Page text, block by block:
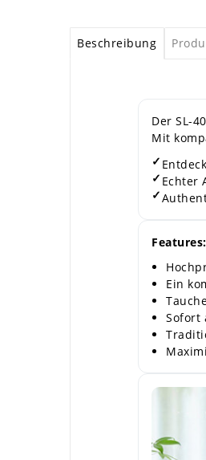
Beschreibung
Der SL-
Mit
✓
✓ Echter
✓
Features:
Ein
Sofort